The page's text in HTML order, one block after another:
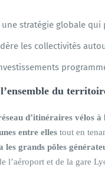
une stratégie globale
les collectivités
du
d’itinéraires vélos
entre elles tout en
les grands pôles
l’aéroport et de la gare